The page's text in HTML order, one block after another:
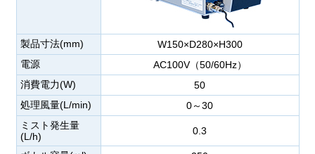
製品寸法(mm)
W150×D280×H300
電源
AC100V（50/60Hz）
消費電力(W)
50
処理風量(L/min)
0～30
ミスト発生量
(L/h)
0.3